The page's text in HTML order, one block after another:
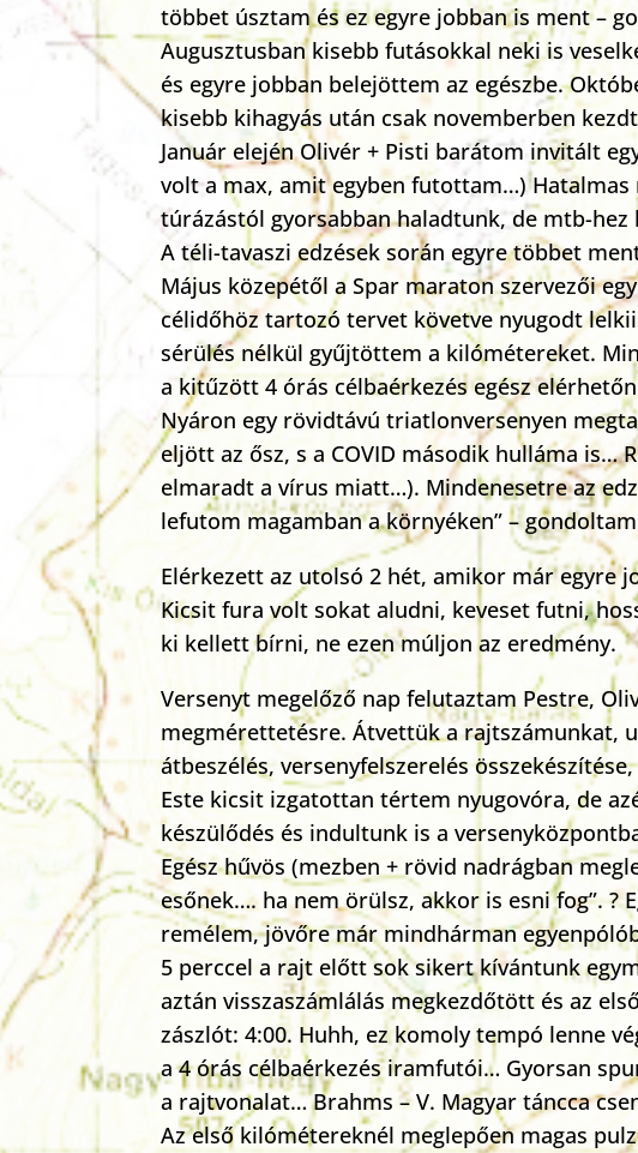
többet úsztam és ez egyre jobban is ment –
Augusztusban kisebb futásokkal neki is
és egyre jobban belejöttem az egészbe.
kisebb kihagyás után csak novemberben
Január elején Olivér + Pisti barátom invitált
volt a max, amit egyben futottam…)
túrázástól gyorsabban haladtunk, de mtb-
A téli-tavaszi edzések során egyre többet
Május közepétől a Spar maraton szervezői
célidőhöz tartozó tervet követve nyugodt
sérülés nélkül gyűjtöttem a kilómétereket.
a kitűzött 4 órás célbaérkezés egész
Nyáron egy rövidtávú triatlonversenyen
eljött az ősz, s a COVID második hulláma is…
elmaradt a vírus miatt…). Mindenesetre az
lefutom magamban a környéken” –
Elérkezett az utolsó 2 hét, amikor már egyre
Kicsit fura volt sokat aludni, keveset futni,
ki kellett bírni, ne ezen múljon az eredmény.
Versenyt megelőző nap felutaztam Pestre,
megmérettetésre. Átvettük a rajtszámunkat,
átbeszélés, versenyfelszerelés
Este kicsit izgatottan tértem nyugovóra, de
készülődés és indultunk is a
Egész hűvös (mezben + rövid nadrágban
esőnek…. ha nem örülsz, akkor is esni fog”.
remélem, jövőre már mindhárman
5 perccel a rajt előtt sok sikert kívántunk
aztán visszaszámlálás megkezdőtött és az
zászlót: 4:00. Huhh, ez komoly tempó lenne
a 4 órás célbaérkezés iramfutói… Gyorsan
a rajtvonalat… Brahms – V. Magyar táncca
Az első kilómétereknél meglepően magas